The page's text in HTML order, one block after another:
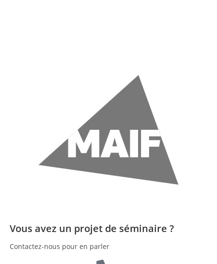
Vous avez un projet de séminaire ?
Contactez-nous pour en parler